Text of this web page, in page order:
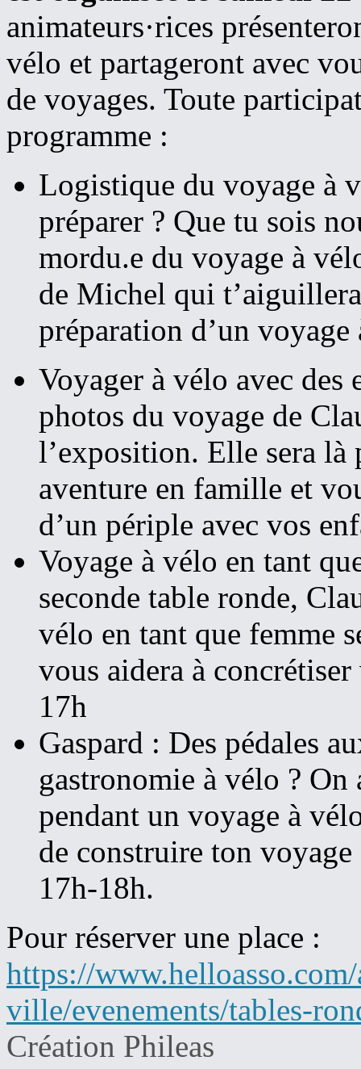
animateurs·rices
vélo et partageront avec
de voyages. Toute
programme :
Logistique du voyage à
préparer ? Que tu sois
mordu.e du voyage à
de Michel qui
préparation d’un
Voyager à vélo avec des
photos du voyage de
l’exposition. Elle sera là
aventure en famille et
d’un périple avec vos
Voyage à vélo en tant
seconde table ronde,
vélo en tant que femme
vous aidera à
17h
Gaspard : Des pédales
gastronomie à vélo ? On
pendant un voyage à
de construire ton
17h-18h.
Pour réserver une place :
https://
ville/evenements/tables-
Création Phileas